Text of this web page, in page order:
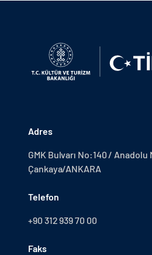
Adres
GMK Bulvarı No:140 / Anadolu
Çankaya/ANKARA
Telefon
+90 312 939 70 00
Faks